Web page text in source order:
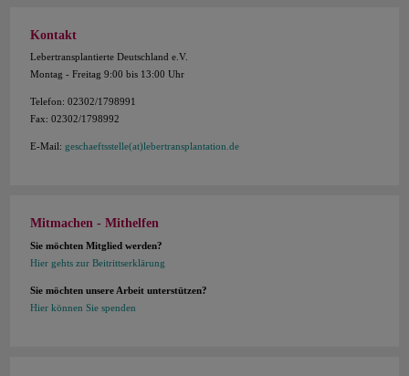
Kontakt
Lebertransplantierte Deutschland e.V.
Montag - Freitag 9:00 bis 13:00 Uhr
Telefon: 02302/1798991
Fax: 02302/1798992
E-Mail: geschaeftsstelle(at)lebertransplantation.de
Mitmachen - Mithelfen
Sie möchten Mitglied werden?
Hier gehts zur Beitrittserklärung
Sie möchten unsere Arbeit unterstützen?
Hier können Sie spenden